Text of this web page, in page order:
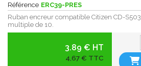
Référence ERC39-PRES
Ruban encreur compatible Citizen CD-S503
multiple de 10.
3.89 € HT
4,67 € TTC